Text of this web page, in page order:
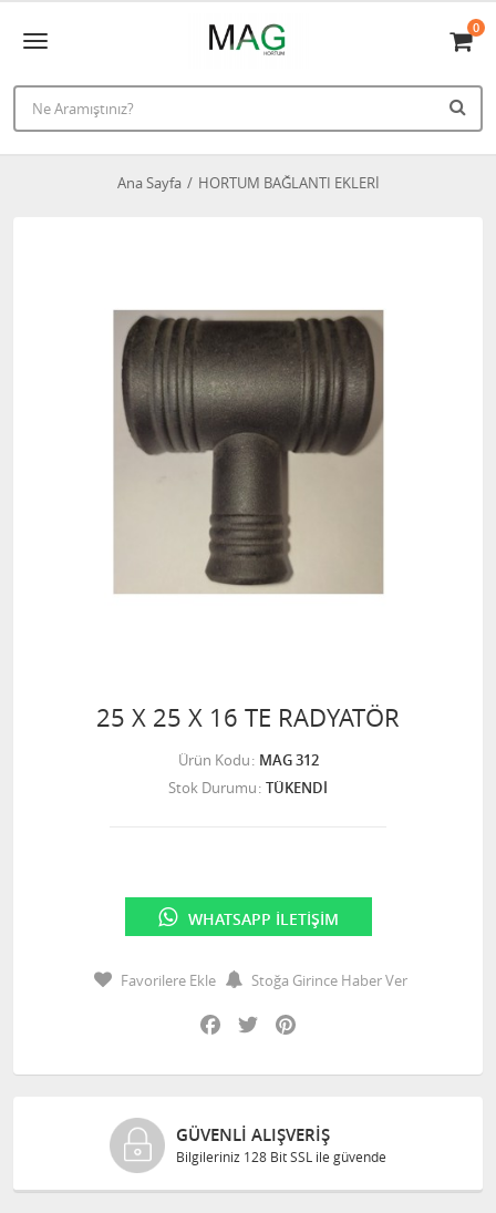
0
Ana Sayfa HORTUM BAĞLANTI EKLERİ
25 X 25 X 16 TE RADYATÖR
Ürün Kodu MAG 312
Stok Durumu TÜKENDİ
WHATSAPP İLETIŞIM
Favorilere Ekle
Stoğa Girince Haber Ver
Facebook
Twitter
GÜVENLI ALIŞVERIŞ
Bilgileriniz 128 Bit SSL ile güvende